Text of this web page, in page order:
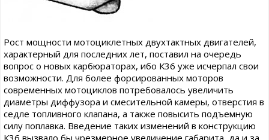
Рост мощности мотоциклетных двухтактных двигателей,
характерный для последних лет, поставил на очередь
вопрос о новых карбюраторах, ибо К36 уже исчерпал свои
возможности. Для более форсированных моторов
современных мотоциклов потребовалось увеличить
диаметры диффузора и смесительной камеры, отверстия в
седле топливного клапана, а также повысить подъемную
силу поплавка. Введение таких изменений в конструкцию
К36 вызвало бы чрезмерное увеличение габарита, да и за